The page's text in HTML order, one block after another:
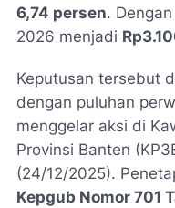
6,74 persen.
2026 menjadi
Keputusan tersebut
dengan puluhan
menggelar aksi di
Provinsi Banten
(24/12/2025).
Kepgub Nomor 701